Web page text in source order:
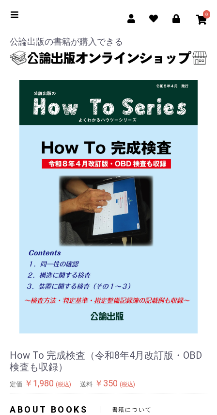
0
公論出版の書籍が購入できる
How To 完成検査（令和8年4月改訂版・OBD
検査も収録）
定価 ￥1,980 (税込) 送料 ￥350 (税込)
ABOUT BOOKS 書籍について